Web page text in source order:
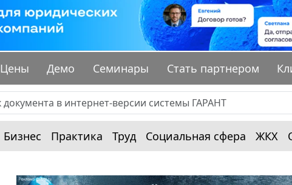
Цены Демо Семинары Стать партнером
Бизнес Практика Труд Социальная сфера ЖКХ